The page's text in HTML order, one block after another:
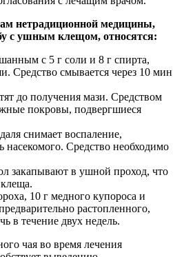
нетрадиционной медицины,
с ушным клещом, относятся:
с 5 г соли и 8 г спирта,
Средство смывается через 10 мин
до получения мази. Средством
покровы, подвергшиеся
снимает воспаление,
насекомого. Средство необходимо
закапывают в ушной проход, что
10 г медного купороса и
растопленного,
в течение двух недель.
чая во время лечения